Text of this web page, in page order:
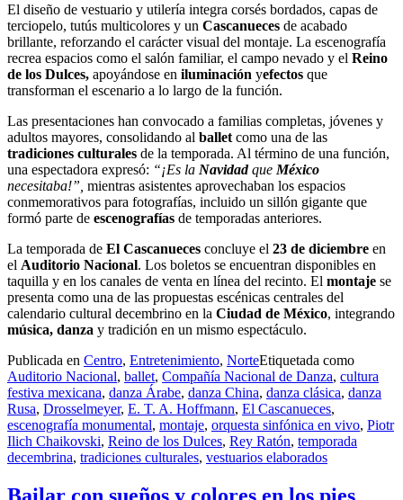
El diseño de vestuario y utilería integra corsés bordados, capas de
terciopelo, tutús multicolores y un Cascanueces de acabado
brillante, reforzando el carácter visual del montaje. La escenografía
recrea espacios como el salón familiar, el campo nevado y el Reino
de los Dulces, apoyándose en iluminación yefectos que
transforman el escenario a lo largo de la función.
Las presentaciones han convocado a familias completas, jóvenes y
adultos mayores, consolidando al ballet como una de las
tradiciones culturales de la temporada. Al término de una función,
una espectadora expresó: “¡Es la Navidadque México
necesitaba!”, mientras asistentes aprovechaban los espacios
conmemorativos para fotografías, incluido un sillón gigante que
formó parte de escenografías de temporadas anteriores.
La temporada de El Cascanueces concluye el 23 de diciembre en
el Auditorio Nacional. Los boletos se encuentran disponibles en
taquilla y en los canales de venta en línea del recinto. El montaje se
presenta como una de las propuestas escénicas centrales del
calendario cultural decembrino en la Ciudad de México, integrando
música, danza y tradición en un mismo espectáculo.
Publicada en Centro, Entretenimiento, NorteEtiquetada como
Auditorio Nacional, ballet, Compañía Nacional de Danza, cultura
festiva mexicana, danza Árabe, danza China, danza clásica, danza
Rusa, Drosselmeyer, E. T. A. Hoffmann, El Cascanueces,
escenografía monumental, montaje, orquesta sinfónica en vivo, Piotr
Ilich Chaikovski, Reino de los Dulces, Rey Ratón, temporada
decembrina, tradiciones culturales, vestuarios elaborados
Bailar con sueños y colores en los pies